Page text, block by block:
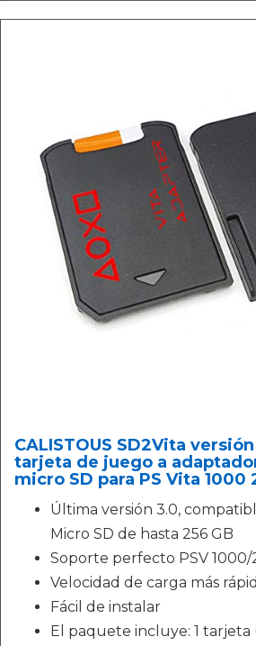
CALISTOUS SD2Vita
tarjeta de juego a
micro SD para PS Vita 1000
Última versión 3.0,
Micro SD de hasta 256 GB
Soporte perfecto PSV
Velocidad de carga más
Fácil de instalar
El paquete incluye: 1 tarjeta